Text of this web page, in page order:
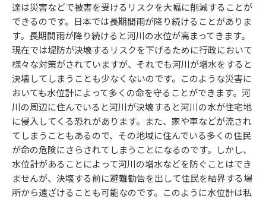
達は災害などで被害を受けるリスクを大幅に削減することが
できるのです。日本では長期間雨が降り続けることがありま
す。長期間雨が降り続けると河川の水位が高まってきます。
現在では堤防が決壊するリスクを下げるために行政において
様々な対策がされていますが、それでも河川が増水をすると
決壊してしまうことも少なくないのです。このような災害に
おいても水位計によって多くの命を守ることができます。河
川の周辺に住んでいると河川が決壊すると河川の水が住宅地
に侵入してくる恐れがあります。また、家や車などが流され
てしまうこともあるので、その地域に住んでいる多くの住民
が命の危険にさらされてしまうことになるのです。しかし、
水位計があることによって河川の増水などを防ぐことはでき
ませんが、決壊する前に避難勧告を出して住民を結界する場
所から遠ざけることも可能なのです。このように水位計は私